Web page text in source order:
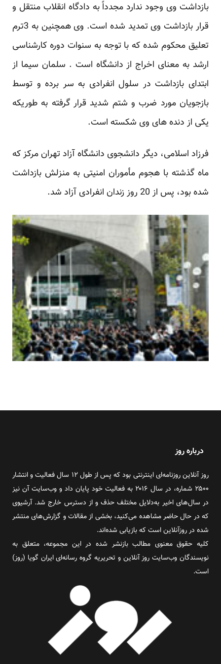
بازداشت وی وجود ندارد مجدداً به دادگاه انقلاب منتقل و
قرار بازداشت وی تمدید شده است. وی همچنین به 3ترم
تعلیق محکوم شده که با توجه به سنوات دوره کارشناسی
ارشد به معنای اخراج از دانشگاه است . سلمان سیما از
ابتدای بازداشت در سلول انفرادی به سر برده و توسط
بازجویان مورد ضرب و شتم شدید قرار گرفته به طوریکه
یکی از دنده های وی شکسته است.
فرزاد اسلامی، دیگر دانشجوی دانشگاه آزاد تهران مرکز که
ماه گذشته با هجوم مأموران امنیتی به منزلش بازداشت
شده بود، پس از 20 روز زندان انفرادی آزاد شد.
درباره روز
روز آنلاین روزنامه‌ای اینترنتی بود که پس از طول ۱۲ سال فعالیت و انتشار
۲۵۰۰ شماره، در سال ۲۰۱۶ به فعالیت خود پایان داد و وب‌سایت آن نیز
در سال‌های اخیر به‌دلایل مختلف حذف و از دسترس خارج شد. آرشیوی
که در حال حاضر مشاهده می‌کنید، بخشی از مقالات و گزارش‌های منتشر
شده در روزآنلاین است که بازیابی شده‌اند.
کلیه حقوق معنوی مطالب بازنشر شده در این مجموعه، متعلق به
نویسندگان وب‌سایت روز آنلاین و تحریریه گروه رسانه‌ای ایران گویا (روز)
است.